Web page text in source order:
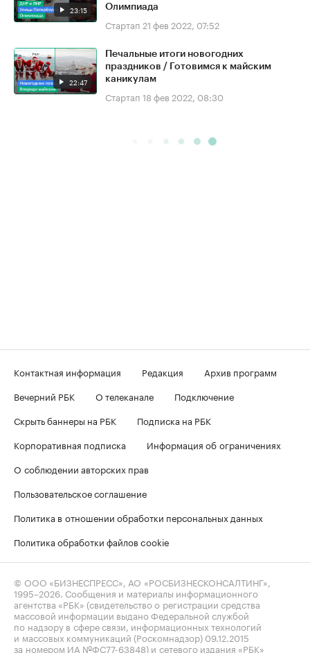
23:15
Олимпиада
Стартап 21 фев 2022, 07:52
22:47
Печальные итоги новогодних
праздников / Готовимся к майским
каникулам
Стартап 18 фев 2022, 08:30
Контактная информация Редакция
Архив программ
Вечерний РБК
О телеканале
Подключение
Скрыть баннеры на РБК
Подписка на РБК
Корпоративная подписка
Информация об ограничениях
О соблюдении авторских прав
Пользовательское соглашение
Политика в отношении обработки персональных данных
Политика обработки файлов cookie
© ООО «БИЗНЕСПРЕСС», АО «РОСБИЗНЕСКОНСАЛТИНГ»,
1995–2026 . Сообщения и материалы информационного
агентства «РБК» (свидетельство о регистрации средства
массовой информации выдано Федеральной службой
по надзору в сфере связи, информационных технологий
и массовых коммуникаций (Роскомнадзор) 09.12.2015
за номером ИА №ФС77-63848) и сетевого издания «РБК»